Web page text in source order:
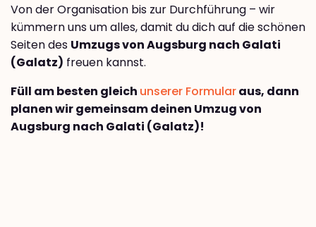
Von der Organisation bis zur Durchführung – wir
kümmern uns um alles, damit du dich auf die schönen
Seiten des Umzugs von Augsburg nach Galati
(Galatz) freuen kannst.
Füll am besten gleich unserer Formularaus, dann
planen wir gemeinsam deinen Umzug von
Augsburg nach Galati (Galatz)!